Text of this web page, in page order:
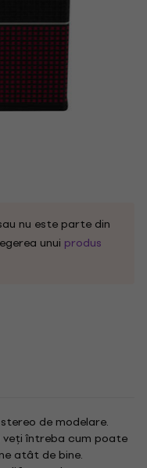
nu este parte din
unui produs
de modelare.
veți întreba cum poate
atât de bine.